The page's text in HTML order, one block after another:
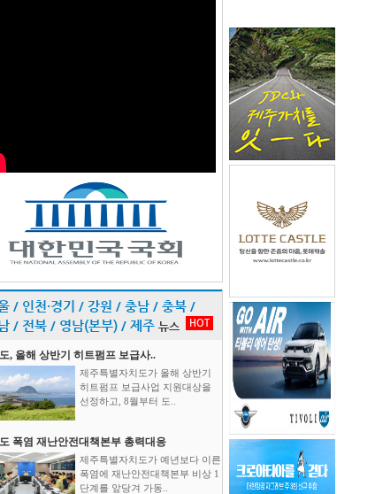
/ 인천·경기 / 강원 / 충남 / 충북 /
/ 전북 / 영남(본부) / 제주 뉴스 HOT
, 올해 상반기 히트펌프 보급사..
제주특별자치도가 올해 상반기
히트펌프 보급사업 지원대상을
선정하고, 8월부터 도..
폭염 재난안전대책본부 총력대응
제주특별자치도가 예년보다 이른
폭염에 재난안전대책본부 비상 1
단계를 앞당겨 가동..